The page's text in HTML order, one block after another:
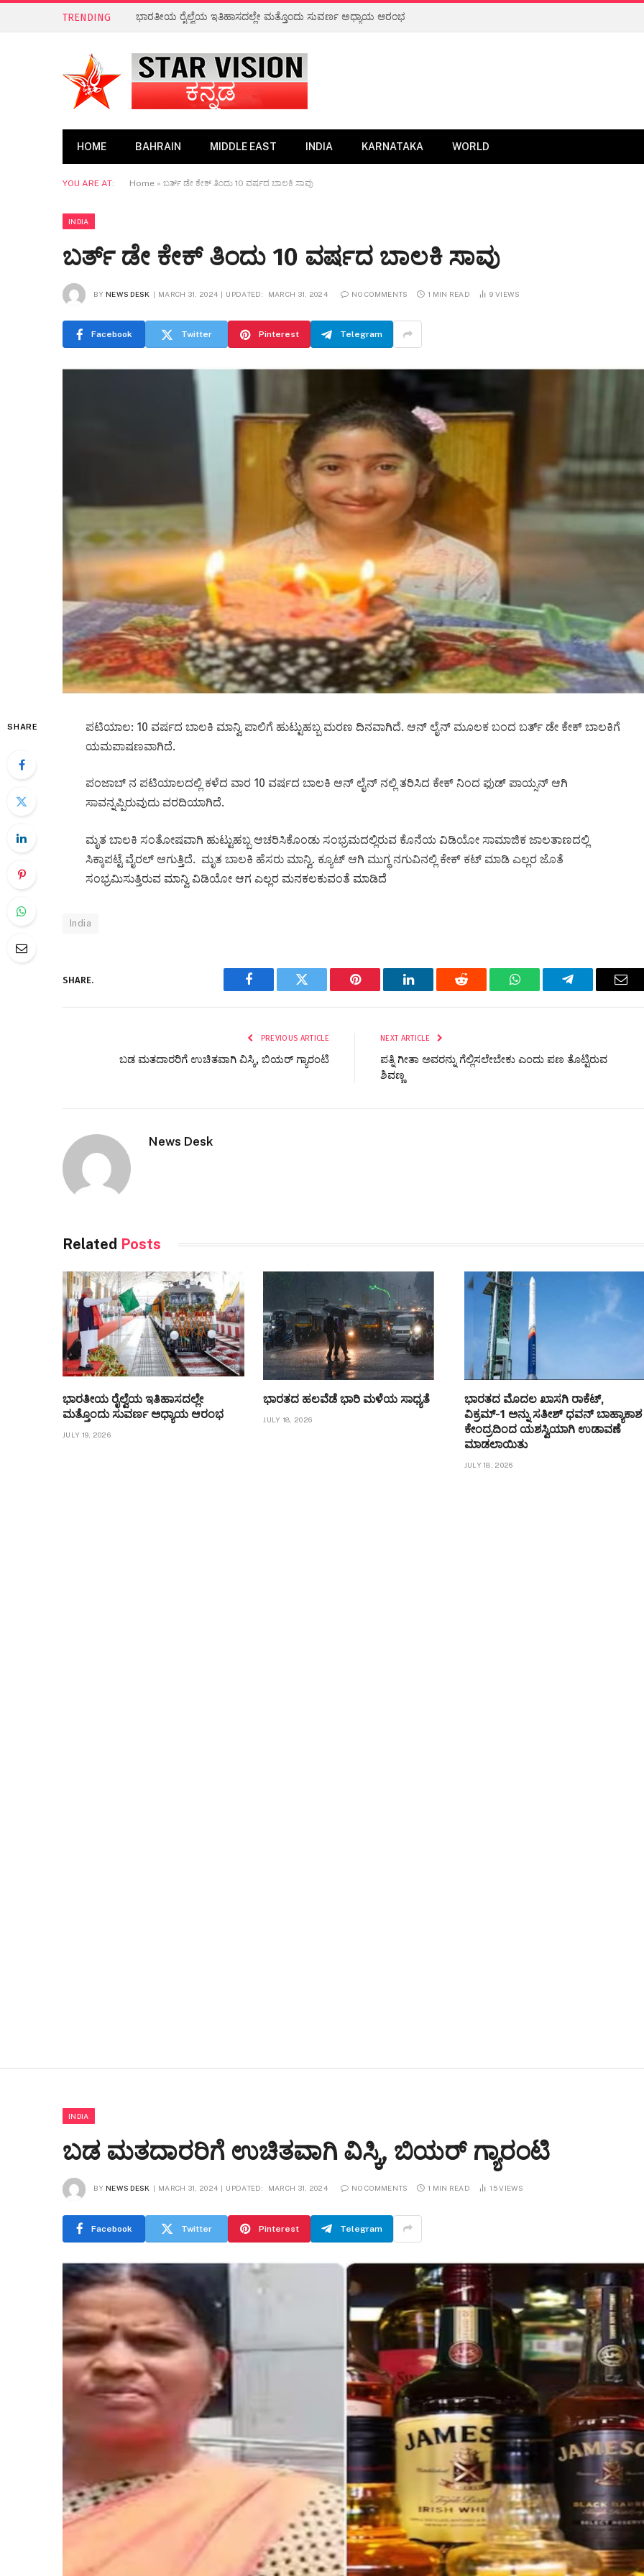
TRENDING ಭಾರತದ ಹಲವೆಡೆ ಭಾರಿ ಮಳೆಯ ಸಾಧ್ಯತೆ
HOME BAHRAIN MIDDLE EAST INDIA KARNATAKA WORLD
YOU ARE AT: Home » ಬರ್ತ್ ಡೇ ಕೇಕ್ ತಿಂದು 10 ವರ್ಷದ ಬಾಲಕಿ ಸಾವು
INDIA
ಬರ್ತ್ ಡೇ ಕೇಕ್ ತಿಂದು 10 ವರ್ಷದ ಬಾಲಕಿ ಸಾವು
BY NEWS DESK MARCH 31, 2024 UPDATED: MARCH 31, 2024 NO COMMENTS 1 MIN READ 9 VIEWS
Facebook Twitter Pinterest Telegram
SHARE
ಪಟಿಯಾಲ: 10 ವರ್ಷದ ಬಾಲಕಿ ಮಾನ್ವಿ ಪಾಲಿಗೆ ಹುಟ್ಟುಹಬ್ಬ ಮರಣ ದಿನವಾಗಿದೆ. ಆನ್ ಲೈನ್ ಮೂಲಕ ಬಂದ ಬರ್ತ್ ಡೇ ಕೇಕ್ ಬಾಲಕಿಗೆ
ಯಮಪಾಷಣವಾಗಿದೆ.
ಪಂಜಾಬ್ ನ ಪಟಿಯಾಲದಲ್ಲಿ ಕಳೆದ ವಾರ 10 ವರ್ಷದ ಬಾಲಕಿ ಆನ್ ಲೈನ್ ನಲ್ಲಿ ತರಿಸಿದ ಕೇಕ್ ನಿಂದ ಫುಡ್ ಪಾಯ್ಸನ್ ಆಗಿ
ಸಾವನ್ನಪ್ಪಿರುವುದು ವರದಿಯಾಗಿದೆ.
ಮೃತ ಬಾಲಕಿ ಸಂತೋಷವಾಗಿ ಹುಟ್ಟುಹಬ್ಬ ಆಚರಿಸಿಕೊಂಡು ಸಂಭ್ರಮದಲ್ಲಿರುವ ಕೊನೆಯ ವಿಡಿಯೋ ಸಾಮಾಜಿಕ ಜಾಲತಾಣದಲ್ಲಿ
ಸಿಕ್ಕಾಪಟ್ಟೆ ವೈರಲ್ ಆಗುತ್ತಿದೆ. ಮೃತ ಬಾಲಕಿ ಹೆಸರು ಮಾನ್ವಿ. ಕ್ಯೂಟ್ ಆಗಿ ಮುಗ್ಧ ನಗುವಿನಲ್ಲಿ ಕೇಕ್ ಕಟ್ ಮಾಡಿ ಎಲ್ಲರ ಜೊತೆ
ಸಂಭ್ರಮಿಸುತ್ತಿರುವ ಮಾನ್ವಿ ವಿಡಿಯೋ ಆಗ ಎಲ್ಲರ ಮನಕಲಕುವಂತೆ ಮಾಡಿದೆ
India
SHARE.
Facebook Twitter Pinterest LinkedIn Reddit WhatsAppTelegram
PREVIOUS ARTICLE
ಬಡ ಮತದಾರರಿಗೆ ಉಚಿತವಾಗಿ ವಿಸ್ಕಿ, ಬಿಯರ್ ಗ್ಯಾರಂಟಿ
NEXT ARTICLE
ಪತ್ನಿ ಗೀತಾ ಅವರನ್ನು ಗೆಲ್ಲಿಸಲೇಬೇಕು ಎಂದು ಪಣ ತೊಟ್ಟಿರುವ
ಶಿವಣ್ಣ
News Desk
Related Posts
ಭಾರತೀಯ ರೈಲ್ವೆಯ ಇತಿಹಾಸದಲ್ಲೇ
ಮತ್ತೊಂದು ಸುವರ್ಣ ಅಧ್ಯಾಯ ಆರಂಭ
JULY 19, 2026
ಭಾರತದ ಹಲವೆಡೆ ಭಾರಿ ಮಳೆಯ ಸಾಧ್ಯತೆ
JULY 18, 2026
ಭಾರತದ ಮೊದಲ ಖಾಸಗಿ ರಾಕೆಟ್,
ವಿಕ್ರಮ್-1 ಅನ್ನು ಸತೀಶ್ ಧವನ್ ಬಾಹ್ಯಾಕಾಶ
ಕೇಂದ್ರದಿಂದ ಯಶಸ್ವಿಯಾಗಿ ಉಡಾವಣೆ
ಮಾಡಲಾಯಿತು
JULY 18, 2026
INDIA
ಬಡ ಮತದಾರರಿಗೆ ಉಚಿತವಾಗಿ ವಿಸ್ಕಿ, ಬಿಯರ್ ಗ್ಯಾರಂಟಿ
BY NEWS DESK MARCH 31, 2024 UPDATED: MARCH 31, 2024 NO COMMENTS 1 MIN READ 15VIEWS
Facebook Twitter Pinterest Telegram